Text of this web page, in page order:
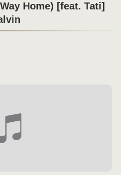
Home) [feat. Tati]